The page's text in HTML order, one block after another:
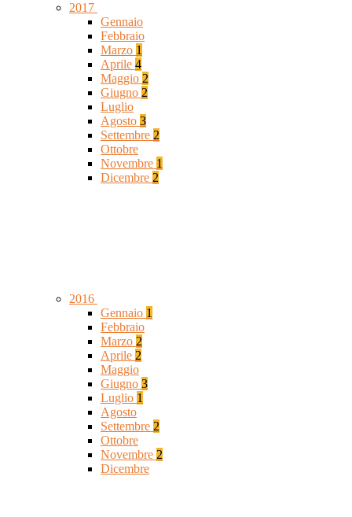
2017
Gennaio
Febbraio
Marzo 1
Aprile 4
Maggio 2
Giugno 2
Luglio
Agosto 3
Settembre 2
Ottobre
Novembre 1
Dicembre 2
2016
Gennaio 1
Febbraio
Marzo 2
Aprile 2
Maggio
Giugno 3
Luglio 1
Agosto
Settembre 2
Ottobre
Novembre 2
Dicembre